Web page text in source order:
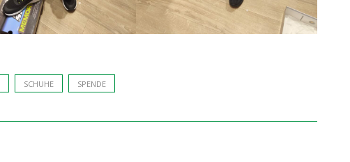
SCHUHE SPENDE